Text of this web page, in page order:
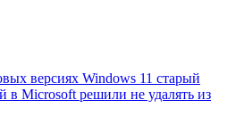
версиях Windows 11 старый
в Microsoft решили не удалять из